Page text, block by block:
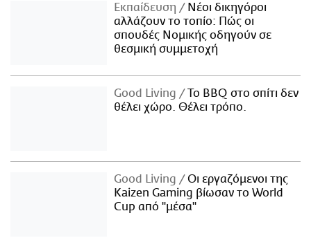
Εκπαίδευση
Νέοι δικηγόροι
αλλάζουν το τοπίο: Πώς οι
σπουδές Νομικής οδηγούν σε
θεσμική συμμετοχή
Good Living
Το BBQ στο σπίτι δεν
θέλει χώρο. Θέλει τρόπο.
Good Living
Οι εργαζόμενοι της
Kaizen Gaming βίωσαν το World
Cup από "μέσα"